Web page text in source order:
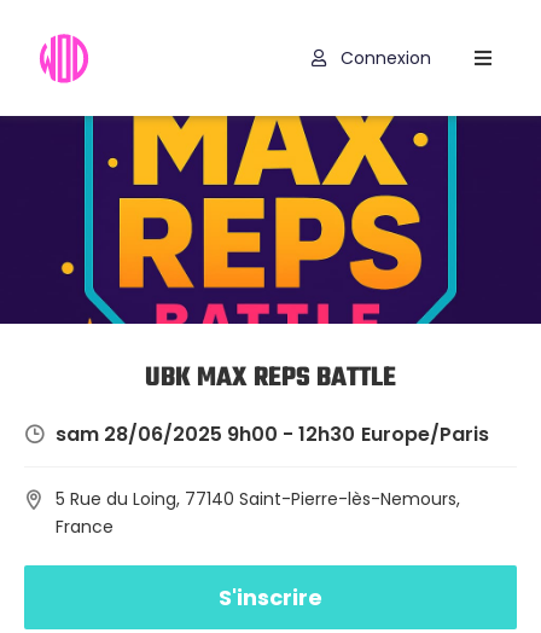
Codes
Promo
Connexion
UBK MAX REPS BATTLE
sam 28/06/2025 9h00 - 12h30 Europe/Paris
5 Rue du Loing, 77140 Saint-Pierre-lès-Nemours,
France
S'inscrire